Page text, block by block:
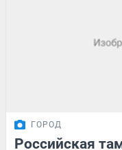
ГОРОД
Российская